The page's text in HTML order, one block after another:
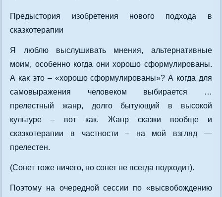
Предыстория изобретения нового подхода в
сказкотерапии
Я люблю выслушивать мнения, альтернативные
моим, особенно когда они хорошо сформулированы.
А как это – «хорошо сформулированы»? А когда для
самовыражения человеком выбирается …
прелестный жанр, долго бытующий в высокой
культуре – вот как. Жанр сказки вообще и
сказкотерапии в частности – на мой взгляд —
прелестен.
(Сонет тоже ничего, но сонет не всегда подходит).
Поэтому на очередной сессии по «высвобождению